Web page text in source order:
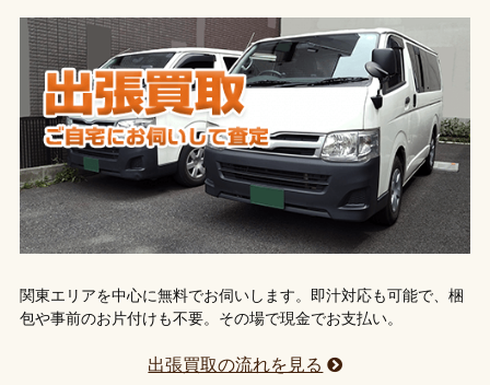
関東エリアを中心に無料でお伺いします。即汁対応も可能で、梱
包や事前のお片付けも不要。その場で現金でお支払い。
出張買取の流れを見る